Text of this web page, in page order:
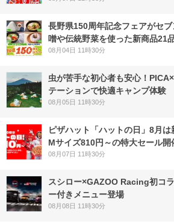
長野県150周年記念フェアがセ
噌や伝統野菜を使った新商品21
08月04日 11時30分
虫が苦手な初心者も安心！
テーションで快適キャンプ体験
08月05日 11時30分
ピザハット「ハットの日」8月は
Mサイズ810円～の特大セール開
08月07日 11時30分
スシロー×GAZOO Racing初コ
ー付きメニュー登場
08月08日 11時30分